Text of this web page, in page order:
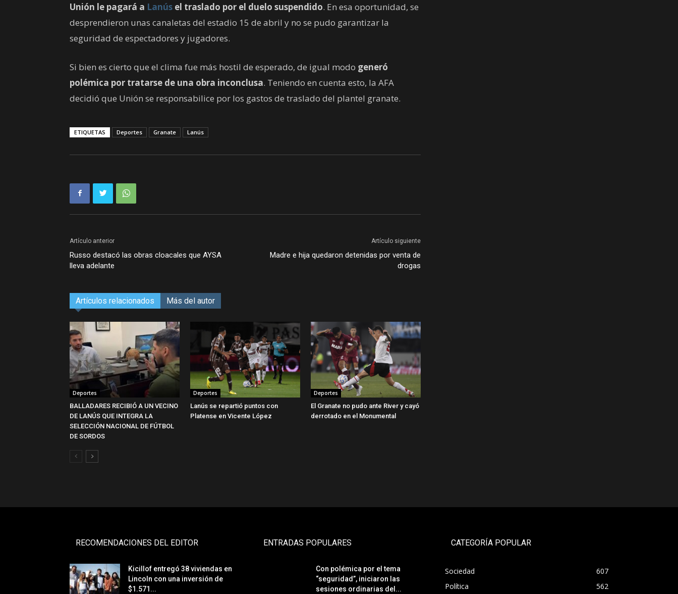
Unión le pagará a Lanús el traslado por el duelo suspendido. En esa oportunidad, se
desprendieron unas canaletas del estadio 15 de abril y no se pudo garantizar la
seguridad de espectadores y jugadores.
Si bien es cierto que el clima fue más hostil de esperado, de igual modo generó
polémica por tratarse de una obra inconclusa. Teniendo en cuenta esto, la AFA
decidió que Unión se responsabilice por los gastos de traslado del plantel granate.
ETIQUETAS Deportes Granate Lanús
Artículo anterior
Russo destacó las obras cloacales que AYSA
lleva adelante
Artículo siguiente
Madre e hija quedaron detenidas por venta de
drogas
Artículos relacionados Más del autor
Deportes
BALLADARES RECIBIÓ A UN VECINO
DE LANÚS QUE INTEGRA LA
SELECCIÓN NACIONAL DE FÚTBOL
DE SORDOS
Deportes
Lanús se repartió puntos con
Platense en Vicente López
Deportes
El Granate no pudo ante River y cayó
derrotado en el Monumental
RECOMENDACIONES DEL EDITOR
Kicillof entregó 38 viviendas en
Lincoln con una inversión de
$1.571...
ENTRADAS POPULARES
Con polémica por el tema
“seguridad”, iniciaron las
sesiones ordinarias del...
CATEGORÍA POPULAR
Sociedad
607
Política
562